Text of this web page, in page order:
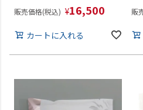
販売価格(税込) ¥16,500
カートに入れる
販